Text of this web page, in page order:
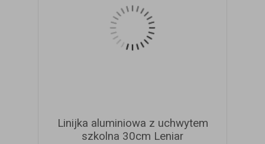
Linijka aluminiowa z uchwytem
szkolna 30cm Leniar